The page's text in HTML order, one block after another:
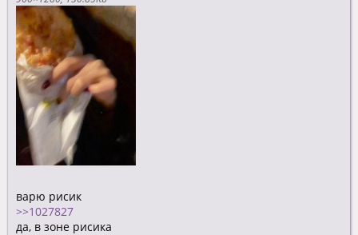
варю рисик
>>1027827
да, в зоне рисика